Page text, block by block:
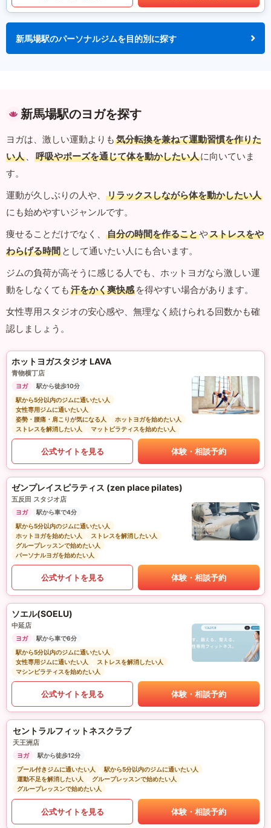
新馬場駅のパーソナルジムを目的別に探す
新馬場駅のヨガを探す
ヨガは、激しい運動よりも 気分転換を兼ねて運動習慣を作りた
い人 、 呼吸やポーズを通じて体を動かしたい人に向いていま
す。
運動が久しぶりの人や、
リラックスしながら体を動かしたい人
にも始めやすいジャンルです。
痩せることだけでなく、
自分の時間を作ることやストレスをや
わらげる時間 として通いたい人にも合います。
ジムの負荷が高そうに感じる人でも、ホットヨガなら激しい運
動をしなくても 汗をかく爽快感 を得やすい場合があります。
女性専用スタジオの安心感や、無理なく続けられる回数かも確
認しましょう。
ホットヨガスタジオ LAVA
青物横丁店
ヨガ
駅から徒歩10分
駅から5分以内のジムに通いたい人
女性専用ジムに通いたい人
姿勢・腰痛・肩こりが気になる人
ホットヨガを始めたい人
ストレスを解消したい人
マットピラティスを始めたい人
公式サイトを見る 体験・相談予約
ゼンプレイスピラティス (zen place pilates)
五反田 スタジオ店
ヨガ
駅から車で4分
駅から5分以内のジムに通いたい人
ホットヨガを始めたい人
ストレスを解消したい人
グループレッスンで始めたい人
パーソナルヨガを始めたい人
公式サイトを見る 体験・相談予約
ソエル(SOELU)
中延店
ヨガ
駅から車で6分
駅から5分以内のジムに通いたい人
女性専用ジムに通いたい人
ストレスを解消したい人
マシンピラティスを始めたい人
公式サイトを見る 体験・相談予約
セントラルフィットネスクラブ
天王洲店
ヨガ
駅から徒歩12分
プール付きジムに通いたい人
駅から5分以内のジムに通いたい人
運動不足を解消したい人
グループレッスンで始めたい人
グループレッスンで始めたい人
公式サイトを見る 体験・相談予約